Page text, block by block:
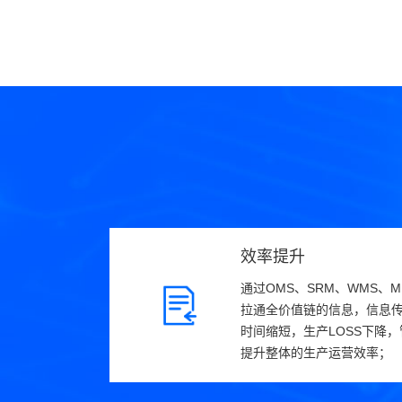
效率提升
通过OMS、SRM、WMS、
拉通全价值链的信息，信息
时间缩短，生产LOSS下降
提升整体的生产运营效率；